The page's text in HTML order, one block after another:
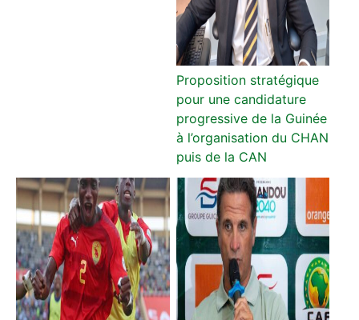
Proposition stratégique
pour une candidature
progressive de la Guinée
à l’organisation du CHAN
puis de la CAN